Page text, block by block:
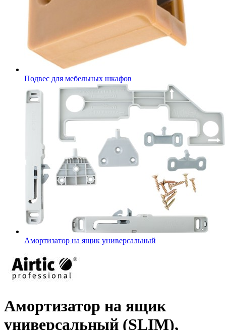
Подвес для мебельных шкафов
Амортизатор на ящик универсальный
Амортизатор на ящик
универсальный (SLIM),